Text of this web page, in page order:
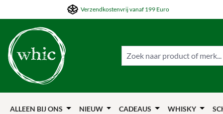
de hoofdinhoud springen
Naar de zoekfunctie springen
Naar de hoofdnavigation springen
Verzendkostenvrij vanaf 199 Euro
ALLEEN BIJ ONS NIEUW CADEAUS WHISKY